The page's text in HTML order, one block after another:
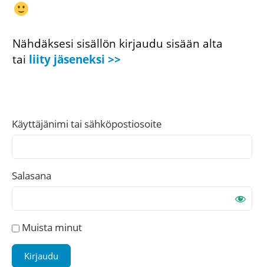
Nähdäksesi sisällön kirjaudu sisään alta
tai liity jäseneksi >>
Käyttäjänimi tai sähköpostiosoite
Salasana
Muista minut